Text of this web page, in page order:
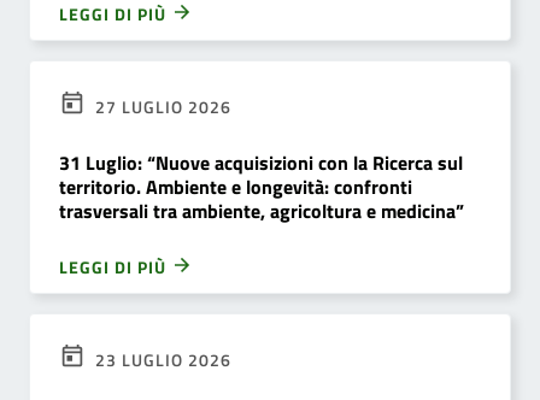
LEGGI DI PIÙ
27 LUGLIO 2026
31 Luglio: “Nuove acquisizioni con la Ricerca sul
territorio. Ambiente e longevità: confronti
trasversali tra ambiente, agricoltura e medicina”
LEGGI DI PIÙ
23 LUGLIO 2026